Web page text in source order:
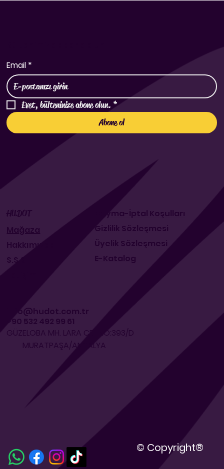
Email *
Evet, bülteninize abone olun. *
Abone ol
HUDOT
Mağaza
Hakkımızda
S.S.S.
Cayma-İptal Koşulları
Gizlilik Sözleşmesi
Üyelik Sözleşmesi
E-Katalog
info@hudot.com.tr
+90 532 492 99 61
GÜZELOBA MH. LARA CD. NO:393/D
MURATPAŞA/ANTALYA
© Copyright®